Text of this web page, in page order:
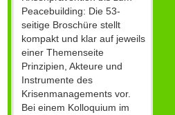
Peacebuilding: Die 53-
seitige Broschüre stellt
kompakt und klar auf jeweils
einer Themenseite
Prinzipien, Akteure und
Instrumente des
Krisenmanagements vor.
Bei einem Kolloquium im